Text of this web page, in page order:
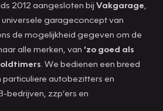
2012 aangesloten bij Vakgarage
garageconcept van
de mogelijkheid gegeven om de
alle merken, van ‘zo goed als
. We bedienen een breed
particuliere autobezitters en
bedrijven, zzp’ers en